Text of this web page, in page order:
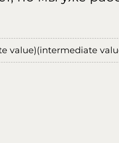
value)(intermediate